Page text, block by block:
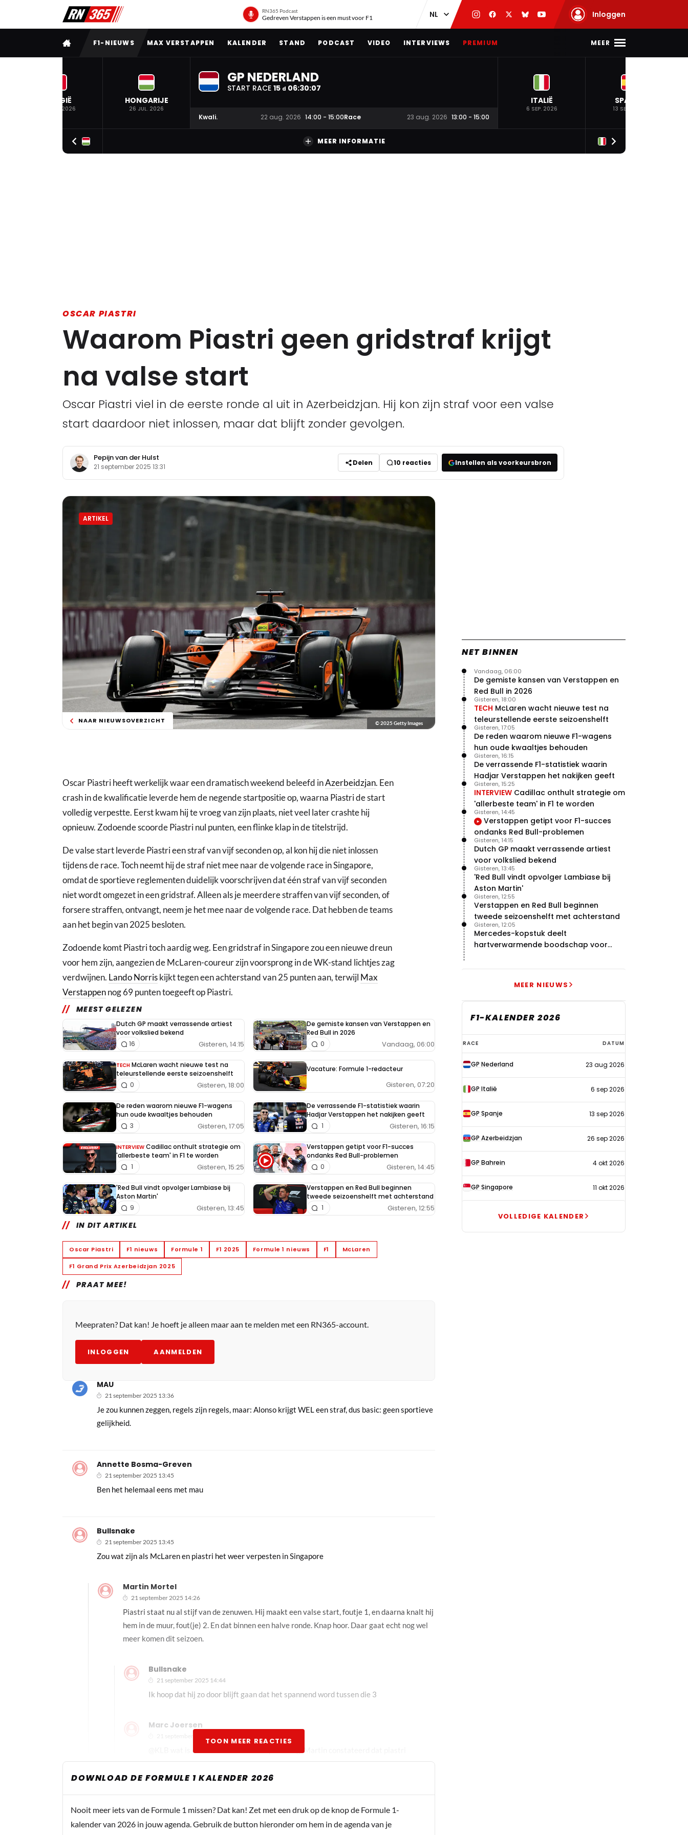
RN365 Podcast
Gedreven Verstappen is een must voor F1 Inloggen
VOLLEDIG MENU
F1-NIEUWS MAX VERSTAPPEN KALENDER STAND PODCAST VIDEO INTERVIEWS PREMIUM MEER
BELGIË
19 JUL. 2026
HONGARIJE
26 JUL. 2026
GP NEDERLAND
START RACE 15 d 06:30:06
Kwali. 22 aug. 2026 14:00 - 15:00Race 23 aug. 2026 13:00 - 15:00
ITALIË
6 SEP. 2026
SPANJE
13 SEP. 2026
MEER INFORMATIE
OSCAR PIASTRI
Waarom Piastri geen gridstraf krijgt
na valse start
Oscar Piastri viel in de eerste ronde al uit in Azerbeidzjan. Hij kon zijn straf voor een valse
start daardoor niet inlossen, maar dat blijft zonder gevolgen.
Pepijn van der Hulst
21 september 2025 13:31 Delen 10 reacties Instellen als voorkeursbron
ARTIKEL
NAAR NIEUWSOVERZICHT © 2025 Getty Images
Oscar Piastri heeft werkelijk waar een dramatisch weekend beleefd inAzerbeidzjan. Een
crash in de kwalificatie leverde hem de negende startpositie op, waarna Piastri de start
volledig verpestte. Eerst kwam hij te vroeg van zijn plaats, niet veel later crashte hij
opnieuw. Zodoende scoorde Piastri nul punten, een flinke klap in de titelstrijd.
De valse start leverde Piastri een straf van vijf seconden op, al kon hij die niet inlossen
tijdens de race. Toch neemt hij de straf niet mee naar de volgende race in Singapore,
omdat de sportieve reglementen duidelijk voorschrijven dat één straf van vijf seconden
niet wordt omgezet in een gridstraf. Alleen als je meerdere straffen van vijf seconden, of
forsere straffen, ontvangt, neem je het mee naar de volgende race. Dat hebben de teams
aan het begin van 2025 besloten.
Zodoende komt Piastri toch aardig weg. Een gridstraf in Singapore zou een nieuwe dreun
voor hem zijn, aangezien de McLaren-coureur zijn voorsprong in de WK-stand lichtjes zag
verdwijnen. Lando Norriskijkt tegen een achterstand van 25 punten aan, terwijl Max
Verstappennog 69 punten toegeeft op Piastri.
MEEST GELEZEN
Dutch GP maakt verrassende artiest
voor volkslied bekend
Gisteren, 14:15
16
De gemiste kansen van Verstappen en
Red Bull in 2026
Vandaag, 06:00
0
TECH McLaren wacht nieuwe test na
teleurstellende eerste seizoenshelft
Gisteren, 18:00
0
Vacature: Formule 1-redacteur
Gisteren, 07:20
De reden waarom nieuwe F1-wagens
hun oude kwaaltjes behouden
Gisteren, 17:05
3
De verrassende F1-statistiek waarin
Hadjar Verstappen het nakijken geeft
Gisteren, 16:15
1
INTERVIEW Cadillac onthult strategie om
'allerbeste team' in F1 te worden
Gisteren, 15:25
1
Verstappen getipt voor F1-succes
ondanks Red Bull-problemen
Gisteren, 14:45
0
'Red Bull vindt opvolger Lambiase bij
Aston Martin'
Gisteren, 13:45
9
Verstappen en Red Bull beginnen
tweede seizoenshelft met achterstand
Gisteren, 12:55
1
IN DIT ARTIKEL
Oscar Piastri F1 nieuws Formule 1 F1 2025 Formule 1 nieuws F1 McLaren
F1 Grand Prix Azerbeidzjan 2025
PRAAT MEE!
Meepraten? Dat kan! Je hoeft je alleen maar aan te melden met een RN365-account.
INLOGGEN AANMELDEN
MAU
21 september 2025 13:36
Je zou kunnen zeggen, regels zijn regels, maar: Alonso krijgt WEL een straf, dus basic: geen sportieve
gelijkheid.
Bullsnake
21 september 2025 13:45
Zou wat zijn als McLaren en piastri het weer verpesten in Singapore
Martin Mortel
21 september 2025 14:26
Piastri staat nu al stijf van de zenuwen. Hij maakt een valse start, foutje 1, en daarna knalt hij
hem in de muur, fout(je) 2. En dat binnen een halve ronde. Knap hoor. Daar gaat echt nog wel
meer komen dit seizoen.
Bullsnake
21 september 2025 14:44
Ik hoop dat hij zo door blijft gaan dat het spannend word tussen die 3
Marc Joersen
@KLB wat is dit nou voor kansloze opmerking. Martin constateerd dat piastri
bezwijkt onder druk. Dat punt lijkt erg voor de hand liggend. Hebben we allemaal
gezien. Waarom moet jij dan weer als een ggz patient reageren? Heb je weer je
Martin Mortel
Annette Bosma-Greven
21 september 2025 13:45
Ben het helemaal eens met mau
TOON MEER REACTIES
DOWNLOAD DE FORMULE 1 KALENDER 2026
Nooit meer iets van de Formule 1 missen? Dat kan! Zet met een druk op de knop de Formule 1-
kalender van 2026 in jouw agenda. Gebruik de button hieronder om hem in de agenda van je
NET BINNEN
De gemiste kansen van Verstappen en
Red Bull in 2026
Vandaag, 06:00
TECH McLaren wacht nieuwe test na
teleurstellende eerste seizoenshelft
Gisteren, 18:00
De reden waarom nieuwe F1-wagens
hun oude kwaaltjes behouden
Gisteren, 17:05
De verrassende F1-statistiek waarin
Hadjar Verstappen het nakijken geeft
Gisteren, 16:15
INTERVIEW Cadillac onthult strategie om
'allerbeste team' in F1 te worden
Gisteren, 15:25
Verstappen getipt voor F1-succes
ondanks Red Bull-problemen
Gisteren, 14:45
Dutch GP maakt verrassende artiest
voor volkslied bekend
Gisteren, 14:15
'Red Bull vindt opvolger Lambiase bij
Aston Martin'
Gisteren, 13:45
Verstappen en Red Bull beginnen
tweede seizoenshelft met achterstand
Gisteren, 12:55
Mercedes-kopstuk deelt
hartverwarmende boodschap voor
Gisteren, 12:05
MEER NIEUWS
F1-KALENDER 2026
F1-
kalender
2026
RACE DATUM
GP Nederland 23 aug 2026
GP Italië 6 sep 2026
GP Spanje 13 sep 2026
GP Azerbeidzjan 26 sep 2026
GP Bahrein 4 okt 2026
GP Singapore 11 okt 2026
VOLLEDIGE KALENDER